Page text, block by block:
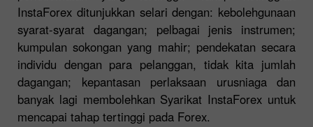
InstaForex ditunjukkan selari dengan: kebolehgunaan
syarat-syarat dagangan; pelbagai jenis instrumen;
kumpulan sokongan yang mahir; pendekatan secara
individu dengan para pelanggan, tidak kita jumlah
dagangan; kepantasan perlaksaan urusniaga dan
banyak lagi membolehkan Syarikat InstaForex untuk
mencapai tahap tertinggi pada Forex.